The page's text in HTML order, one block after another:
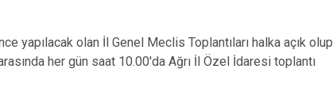
Diyadin
yapılacak olan İl Genel Meclis Toplantıları halka açık olup
her gün saat 10.00'da Ağrı İl Özel İdaresi toplantı